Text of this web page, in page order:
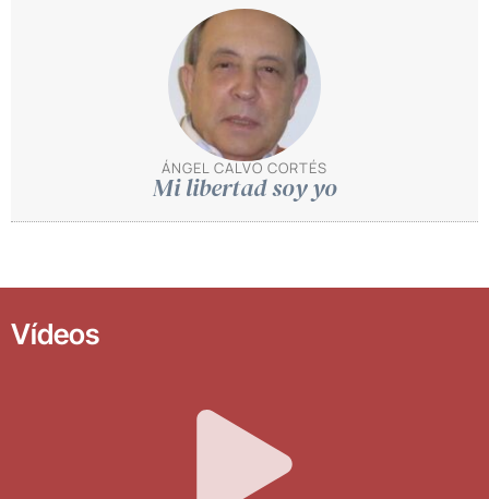
ÁNGEL CALVO CORTÉS
Mi libertad soy yo
Vídeos